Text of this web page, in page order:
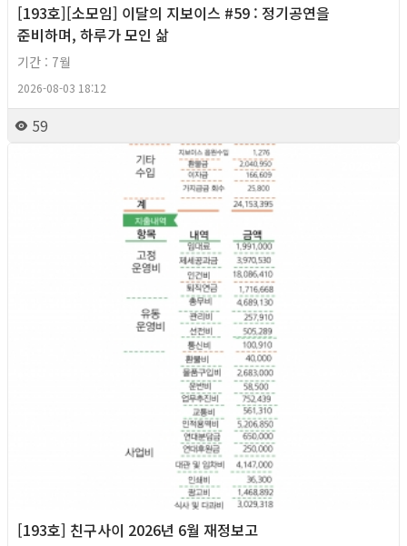
[193호][소모임] 이달의 지보이스 #59 : 정기공연을
준비하며, 하루가 모인 삶
기간 : 7월
2026-08-03 18:12
59
[193호] 친구사이 2026년 6월 재정보고